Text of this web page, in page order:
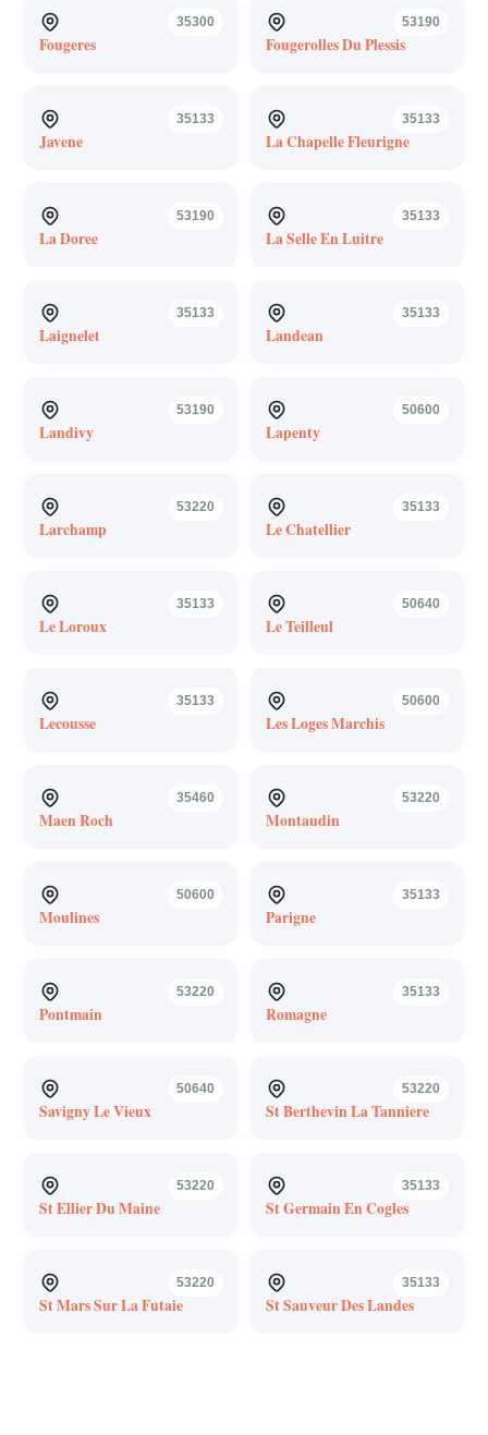
35300
Fougeres
53190
Fougerolles Du Plessis
35133
Javene
35133
La Chapelle Fleurigne
53190
La Doree
35133
La Selle En Luitre
35133
Laignelet
35133
Landean
53190
Landivy
50600
Lapenty
53220
Larchamp
35133
Le Chatellier
35133
Le Loroux
50640
Le Teilleul
35133
Lecousse
50600
Les Loges Marchis
35460
Maen Roch
53220
Montaudin
50600
Moulines
35133
Parigne
53220
Pontmain
35133
Romagne
50640
Savigny Le Vieux
53220
St Berthevin La Tanniere
53220
St Ellier Du Maine
35133
St Germain En Cogles
53220
St Mars Sur La Futaie
35133
St Sauveur Des Landes